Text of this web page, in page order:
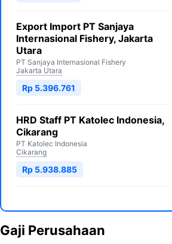
Export Import PT Sanjaya
Internasional Fishery, Jakarta
Utara
PT Sanjaya Internasional Fishery
Jakarta Utara
Rp 5.396.761
HRD Staff PT Katolec Indonesia,
Cikarang
PT Katolec Indonesia
Cikarang
Rp 5.938.885
Gaji Perusahaan